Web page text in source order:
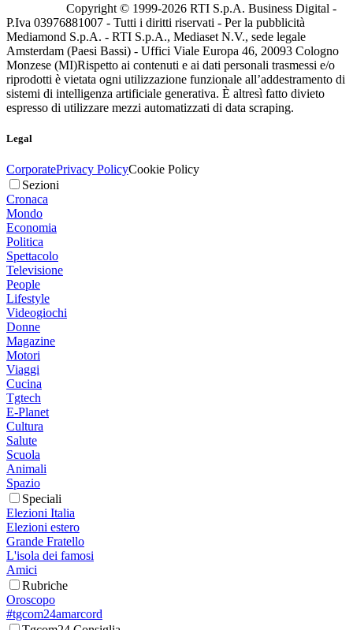
Copyright © 1999-2026 RTI S.p.A. Business Digital -
P.Iva 03976881007 - Tutti i diritti riservati - Per la pubblicità
Mediamond S.p.A. - RTI S.p.A., Mediaset N.V., sede legale
Amsterdam (Paesi Bassi) - Uffici Viale Europa 46, 20093 Cologno
Monzese (MI)Rispetto ai contenuti e ai dati personali trasmessi e/o
riprodotti è vietata ogni utilizzazione funzionale all’addestramento di
sistemi di intelligenza artificiale generativa. È altresì fatto divieto
espresso di utilizzare mezzi automatizzati di data scraping.
Legal
CorporatePrivacy PolicyCookie Policy
Sezioni
Cronaca
Mondo
Economia
Politica
Spettacolo
Televisione
People
Lifestyle
Videogiochi
Donne
Magazine
Motori
Viaggi
Cucina
Tgtech
E-Planet
Cultura
Salute
Scuola
Animali
Spazio
Speciali
Elezioni Italia
Elezioni estero
Grande Fratello
L'isola dei famosi
Amici
Rubriche
Oroscopo
#tgcom24amarcord